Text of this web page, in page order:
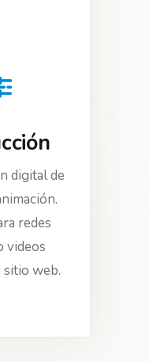
digital de
redes
videos
sitio web.